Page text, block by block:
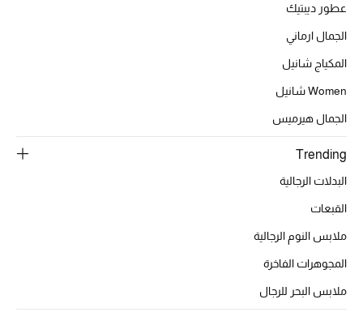
دليل مستلزمات الرجال
جميع الملابس الرجالية
حقائب رجالية
العناية الشخصية بالرجال
عطور ديبتيك
الجمال ارماني
المكياج شانيل
Women شانيل
الجمال هيرميس
Trending
البدلات الرجالية
القبعات
ملابس النوم الرجالية
المجوهرات الفاخرة
ملابس البحر للرجال